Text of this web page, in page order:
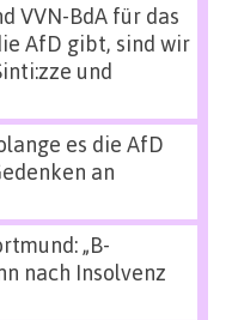
VVN-BdA für das
AfD gibt, sind wir
und
es die AfD
an
„B-
nach Insolvenz